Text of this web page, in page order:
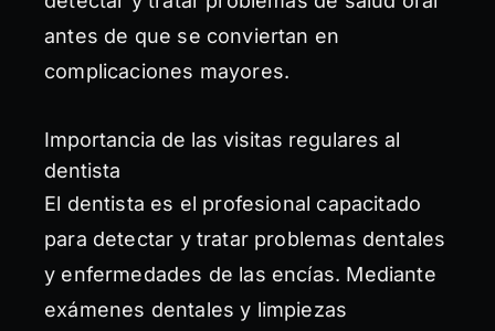
antes de que se conviertan en
complicaciones mayores.
Importancia de las visitas regulares al
dentista
El dentista es el profesional capacitado
para detectar y tratar problemas dentales
y enfermedades de las encías. Mediante
exámenes dentales y limpiezas